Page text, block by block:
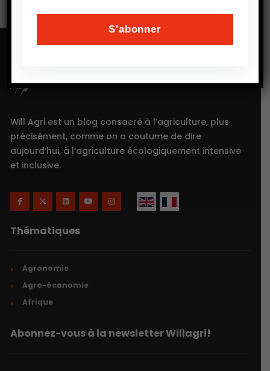
Will Agri est un blog consacré à l’agriculture, plus
précisément, comme on a coutume de dire
aujourd’hui, à l’agriculture écologiquement intensive
et inclusive.
Thématiques
Agronomie
Agro-économie
Afrique
Abonnez-vous à la newsletter Willagri!